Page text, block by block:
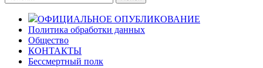
ОФИЦИАЛЬНОЕ ОПУБЛИКОВАНИЕ
Политика обработки данных
Общество
КОНТАКТЫ
Бессмертный полк